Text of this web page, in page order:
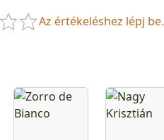
Az értékeléshez lépj be.